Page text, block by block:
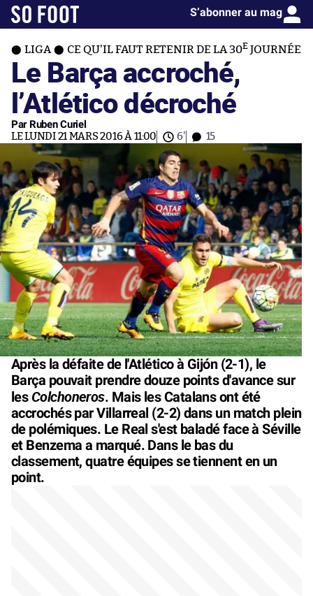
S’abonner au mag
LIGA CE QU'IL FAUT RETENIR DE LA 30E JOURNÉE
Le Barça accroché,
l’Atlético décroché
Par Ruben Curiel
LE LUNDI 21 MARS 2016 À 11:00 6' 15
Après la défaite de l'Atlético à Gijón (2-1), le
Barça pouvait prendre douze points d'avance sur
les Colchoneros. Mais les Catalans ont été
accrochés par Villarreal (2-2) dans un match plein
de polémiques. Le Real s'est baladé face à Séville
et Benzema a marqué. Dans le bas du
classement, quatre équipes se tiennent en un
point.